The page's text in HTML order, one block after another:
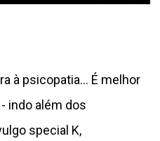
à psicopatia... É melhor
indo além dos
special K,